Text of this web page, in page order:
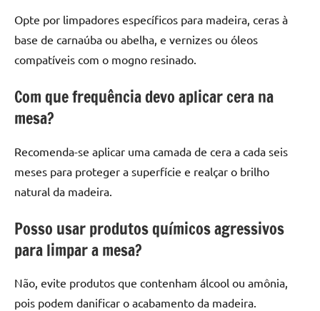
Opte por limpadores específicos para madeira, ceras à
base de carnaúba ou abelha, e vernizes ou óleos
compatíveis com o mogno resinado.
Com que frequência devo aplicar cera na
mesa?
Recomenda-se aplicar uma camada de cera a cada seis
meses para proteger a superfície e realçar o brilho
natural da madeira.
Posso usar produtos químicos agressivos
para limpar a mesa?
Não, evite produtos que contenham álcool ou amônia,
pois podem danificar o acabamento da madeira.